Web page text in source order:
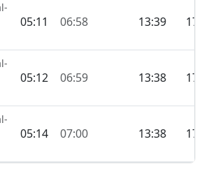
05:11 06:58 13:39
05:12 06:59 13:38
05:14 07:00 13:38